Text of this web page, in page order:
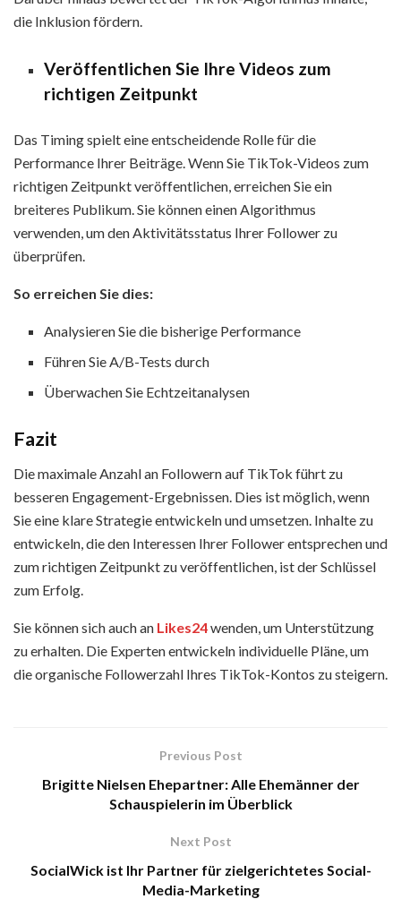
die Inklusion fördern.
Veröffentlichen Sie Ihre Videos zum
richtigen Zeitpunkt
Das Timing spielt eine entscheidende Rolle für die
Performance Ihrer Beiträge. Wenn Sie TikTok-Videos zum
richtigen Zeitpunkt veröffentlichen, erreichen Sie ein
breiteres Publikum. Sie können einen Algorithmus
verwenden, um den Aktivitätsstatus Ihrer Follower zu
überprüfen.
So erreichen Sie dies:
Analysieren Sie die bisherige Performance
Führen Sie A/B-Tests durch
Überwachen Sie Echtzeitanalysen
Fazit
Die maximale Anzahl an Followern auf TikTok führt zu
besseren Engagement-Ergebnissen. Dies ist möglich, wenn
Sie eine klare Strategie entwickeln und umsetzen. Inhalte zu
entwickeln, die den Interessen Ihrer Follower entsprechen und
zum richtigen Zeitpunkt zu veröffentlichen, ist der Schlüssel
zum Erfolg.
Sie können sich auch an Likes24wenden, um Unterstützung
zu erhalten. Die Experten entwickeln individuelle Pläne, um
die organische Followerzahl Ihres TikTok-Kontos zu steigern.
Previous Post
Brigitte Nielsen Ehepartner: Alle Ehemänner der
Schauspielerin im Überblick
Next Post
SocialWick ist Ihr Partner für zielgerichtetes Social-
Media-Marketing